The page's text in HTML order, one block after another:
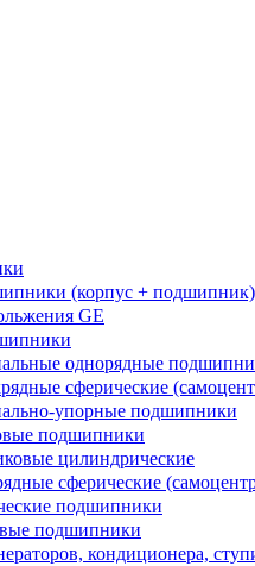
(корпус + подшипник)
GE
однорядные
сферические
упорные подшипники
подшипники
цилиндрические
сферические
подшипники
подшипники
кондиционера,